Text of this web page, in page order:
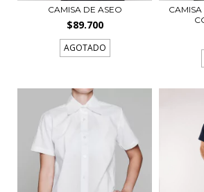
CAMISA DE ASEO
$89.700
AGOTADO